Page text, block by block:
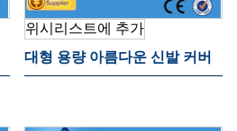
위시리스트에 추가
대형 용량 아름다운 신발 커버